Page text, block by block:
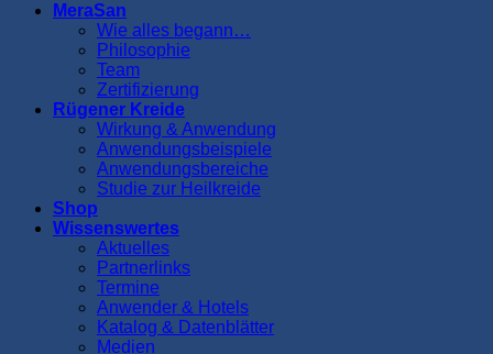
MeraSan
Wie alles begann…
Philosophie
Team
Zertifizierung
Rügener Kreide
Wirkung & Anwendung
Anwendungsbeispiele
Anwendungsbereiche
Studie zur Heilkreide
Shop
Wissenswertes
Aktuelles
Partnerlinks
Termine
Anwender & Hotels
Katalog & Datenblätter
Medien